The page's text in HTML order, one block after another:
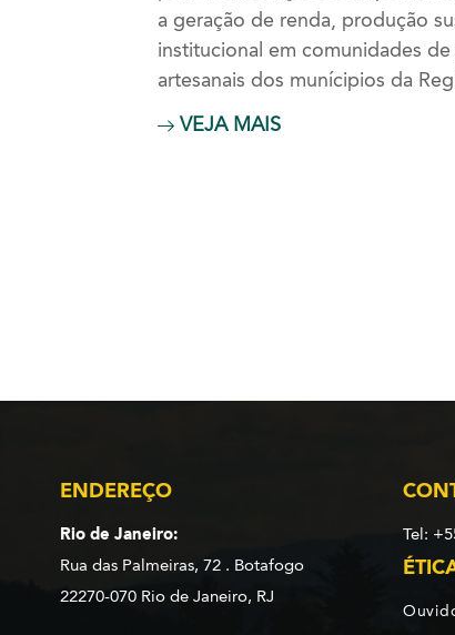
a geração de renda, produção
institucional em comunidades
artesanais dos munícipios da
VEJA MAIS
ENDEREÇO
Rio de Janeiro:
Rua das Palmeiras, 72 . Botafogo
22270-070 Rio de Janeiro, RJ
Tel: